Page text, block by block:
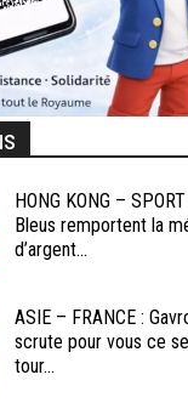
HONG KONG –
Bleus remportent la
d’argent...
ASIE – FRANCE :
scrute pour vous ce
tour...